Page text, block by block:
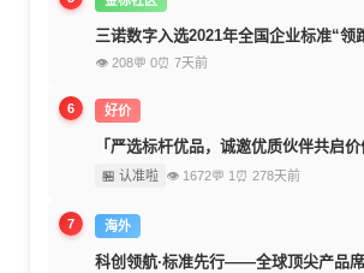
三诺数字入选2021年全国企业标准“领
👁 208💬 0⏰ 7天前
6 好价
「严选标杆优品，诚邀优质伙伴共启价
🏪 认准啦 👁 1672💬 1 ⏰ 278天前
7 海外
科创领航·标准先行——全球顶尖产品席